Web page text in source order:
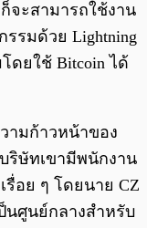
จะสามารถใช้งาน
รรมด้วย Lightning
ดยใช้ Bitcoin ได้
ามก้าวหน้าของ
ริษัทเขามีพนักงาน
รื่อย ๆ โดยนาย CZ
นศูนย์กลางสำหรับ